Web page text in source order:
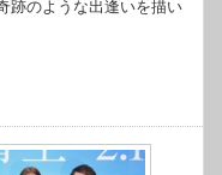
跡のような出逢いを描い